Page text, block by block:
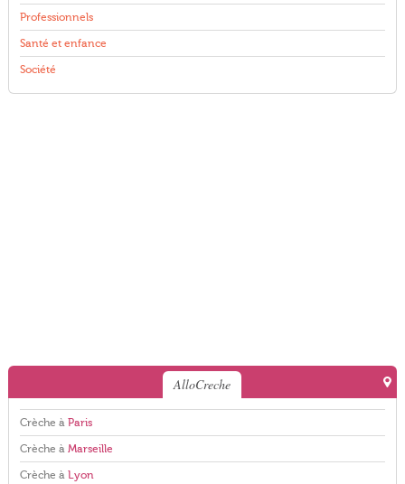
Professionnels
Santé et enfance
Société
AlloCreche
Crèche à Paris
Crèche à Marseille
Crèche à Lyon